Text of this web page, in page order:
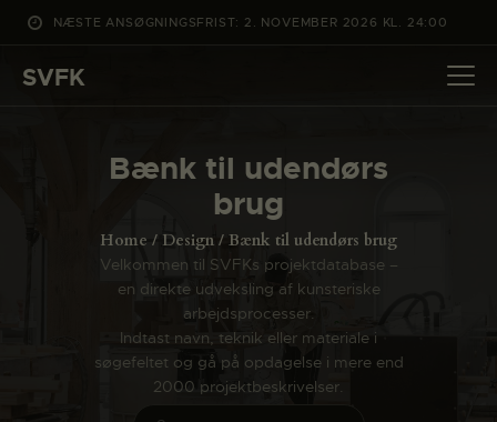
NÆSTE ANSØGNINGSFRIST: 2. NOVEMBER 2026 KL. 24:00
SVFK
Bænk til udendørs
brug
Home Design Bænk til udendørs brug
Velkommen til SVFKs projektdatabase –
en direkte udveksling af kunsteriske
arbejdsprocesser.
Indtast navn, teknik eller materiale i
søgefeltet og gå på opdagelse i mere end
2000 projektbeskrivelser.
DET SKER
PROJEKTER
ANSØG
OM SVFK
ENGLISH